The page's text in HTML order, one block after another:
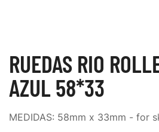
RUEDAS RIO
AZUL 58*33
MEDIDAS: 58mm x 33mm - for